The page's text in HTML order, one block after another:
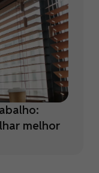
melhor